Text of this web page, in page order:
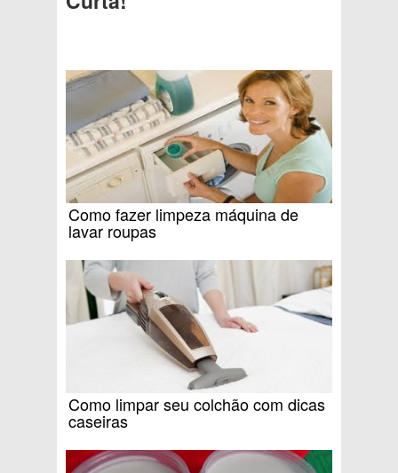
Como fazer limpeza máquina de
lavar roupas
Como limpar seu colchão com dicas
caseiras